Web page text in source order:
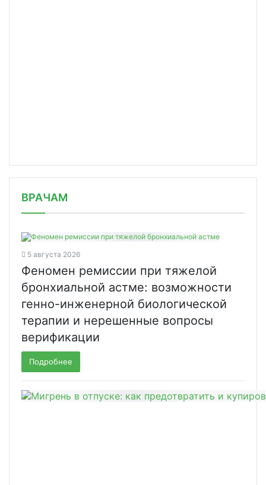
ВРАЧАМ
5 августа 2026
Феномен ремиссии при тяжелой
бронхиальной астме: возможности
генно-инженерной биологической
терапии и нерешенные вопросы
верификации
Подробнее